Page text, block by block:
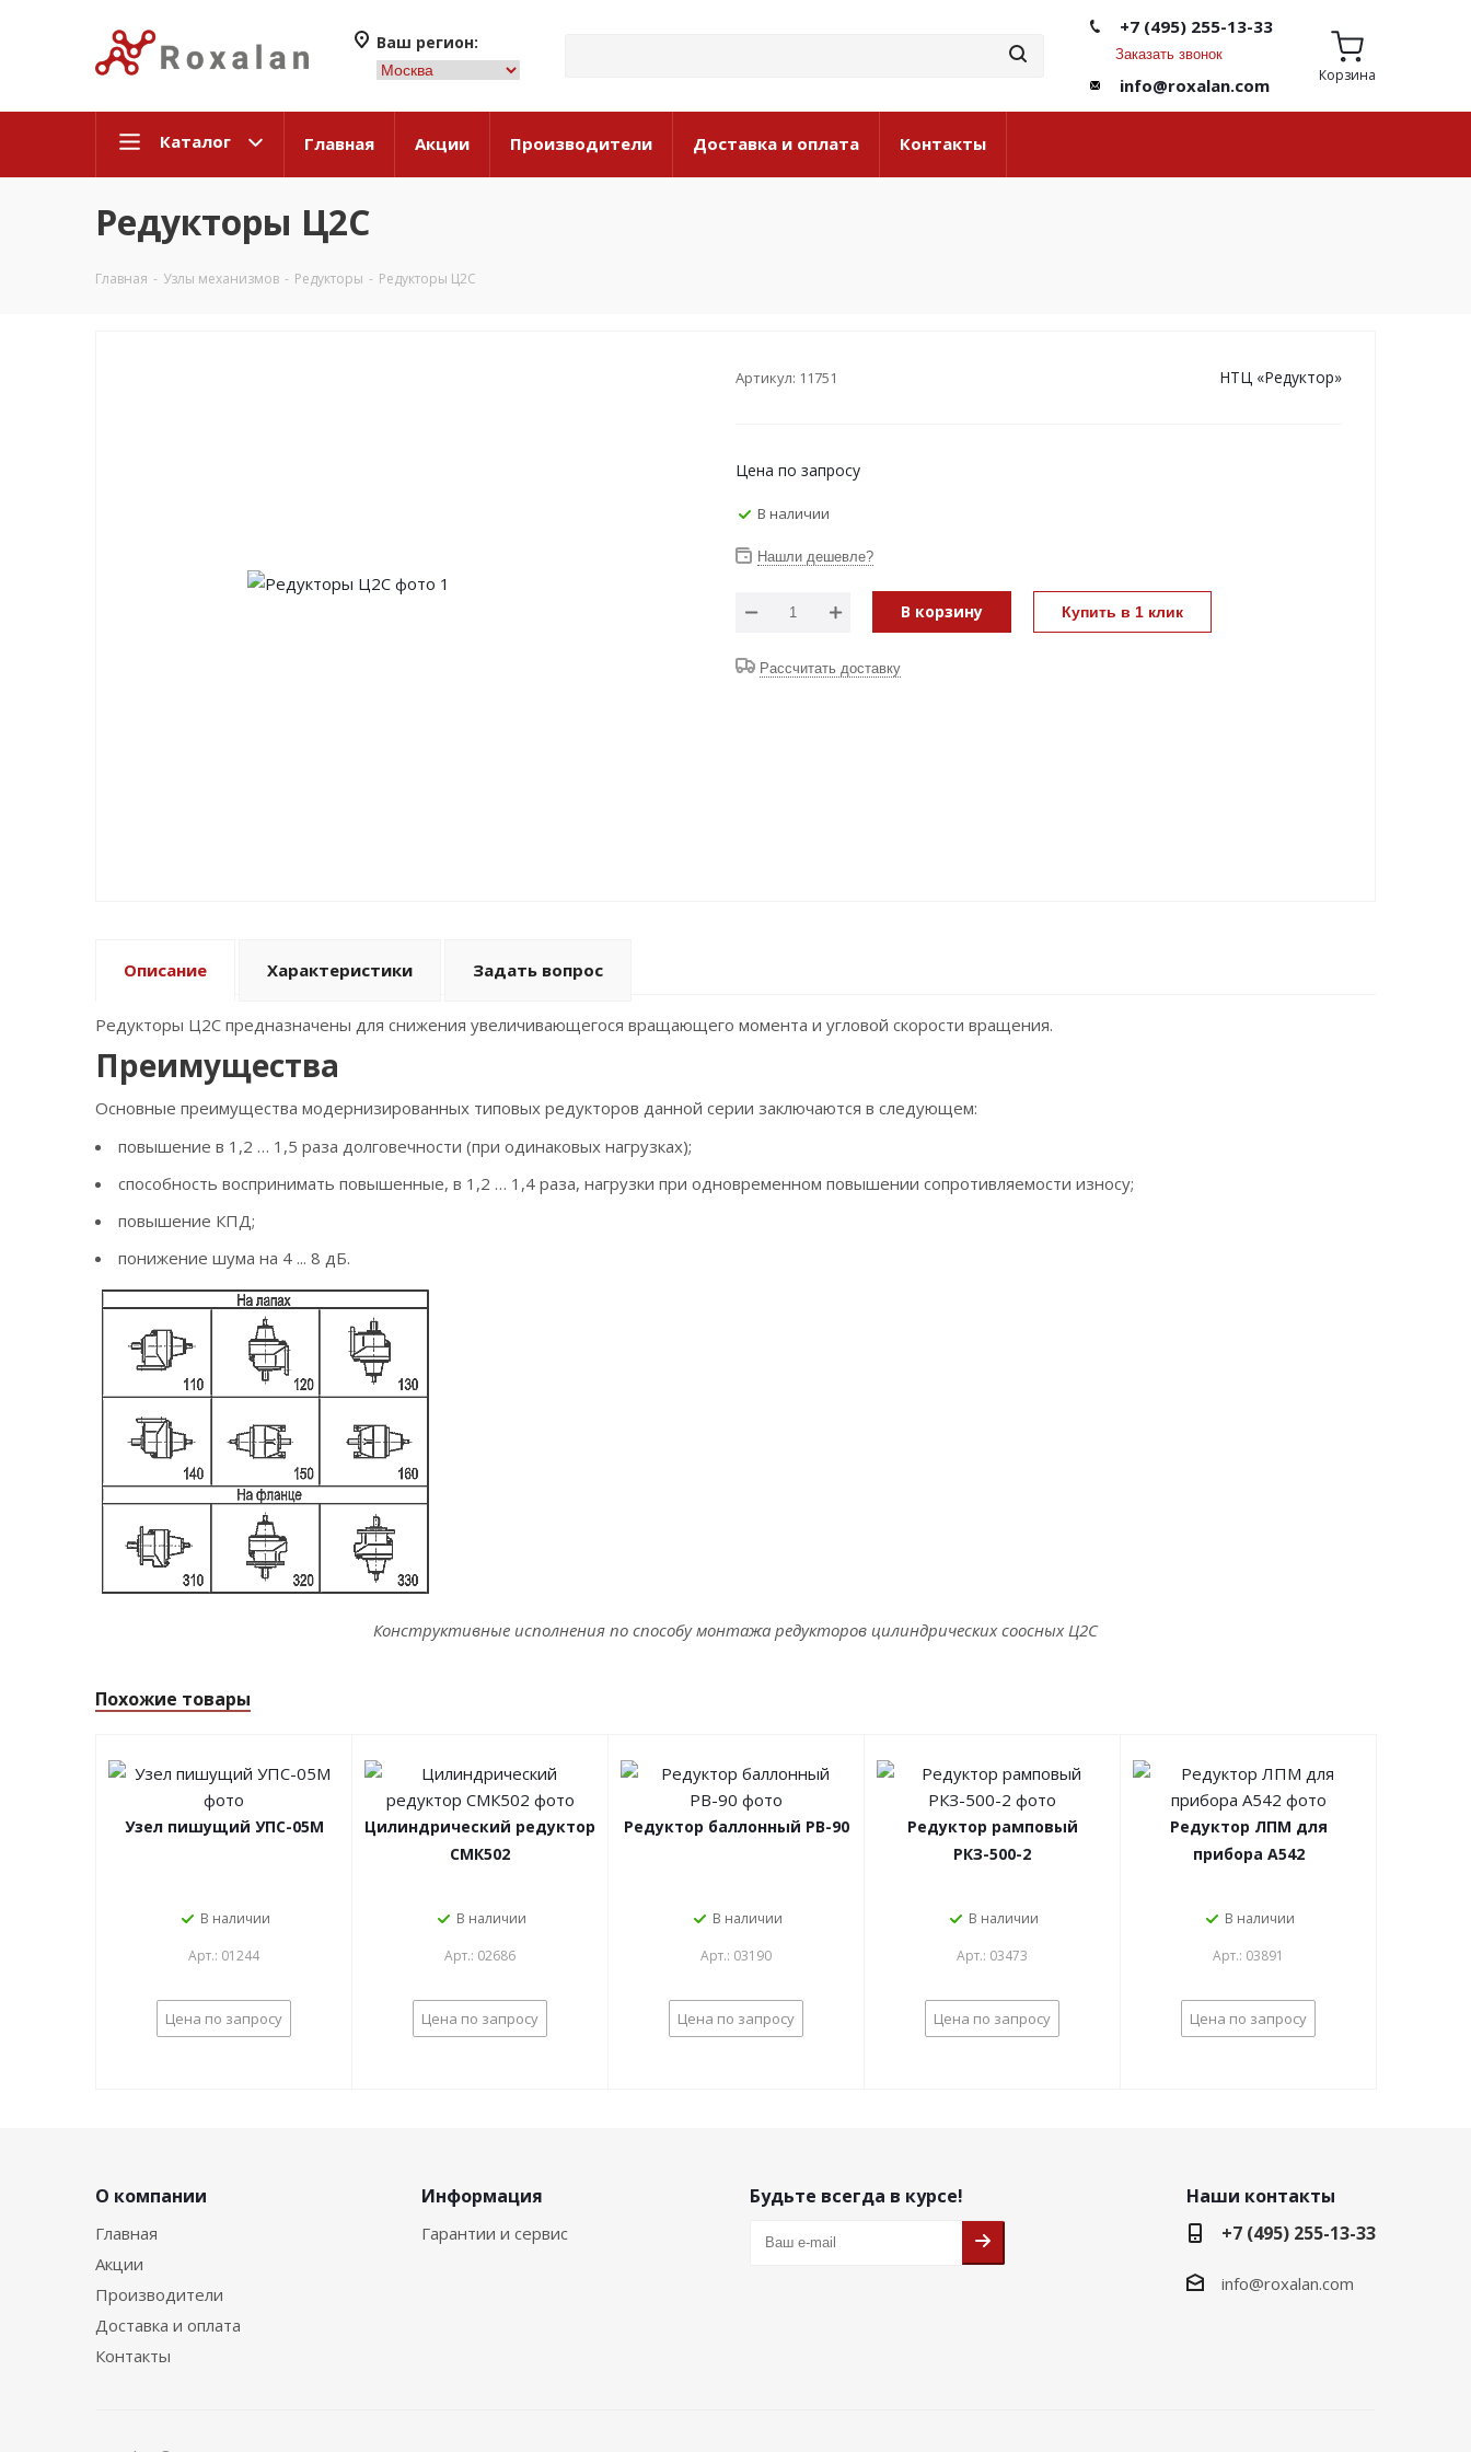
Ваш регион:
+7 (495) 255-13-33
Заказать звонок
info@roxalan.com Корзина
Каталог Главная Акции Производители Доставка и оплата Контакты
Редукторы Ц2С
Главная - Узлы механизмов - Редукторы - Редукторы Ц2С
Артикул: 11751 НТЦ «Редуктор»
Цена по запросу
В наличии
Нашли дешевле?
В корзину Купить в 1 клик
Рассчитать доставку
Описание Характеристики Задать вопрос
Редукторы Ц2С предназначены для снижения увеличивающегося вращающего момента и угловой скорости вращения.
Преимущества
Основные преимущества модернизированных типовых редукторов данной серии заключаются в следующем:
повышение в 1,2 … 1,5 раза долговечности (при одинаковых нагрузках);
способность воспринимать повышенные, в 1,2 … 1,4 раза, нагрузки при одновременном повышении сопротивляемости износу;
повышение КПД;
понижение шума на 4 ... 8 дБ.
Конструктивные исполнения по способу монтажа редукторов цилиндрических соосных Ц2С
Похожие товары
Узел пишущий УПС-05М
В наличии
Арт.: 01244
Цена по запросу
Цилиндрический редуктор
СМК502
В наличии
Арт.: 02686
Цена по запросу
Редуктор баллонный РВ-90
В наличии
Арт.: 03190
Цена по запросу
Редуктор рамповый
РКЗ-500-2
В наличии
Арт.: 03473
Цена по запросу
Редуктор ЛПМ для
прибора А542
В наличии
Арт.: 03891
Цена по запросу
О компании
Главная
Акции
Производители
Доставка и оплата
Контакты
Информация
Гарантии и сервис
Будьте всегда в курсе!
Наши контакты
+7 (495) 255-13-33
info@roxalan.com